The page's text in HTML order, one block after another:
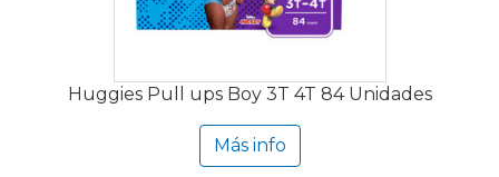
Huggies Pull ups Boy 3T 4T 84 Unidades
Más info